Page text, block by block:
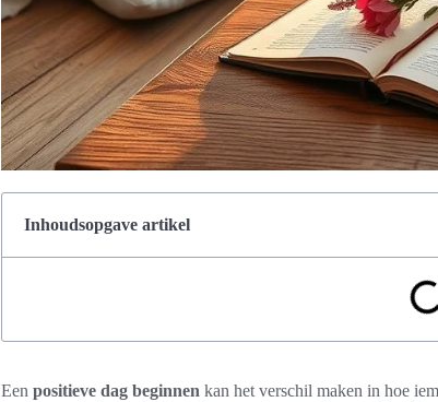
Inhoudsopgave artikel
Een positieve dag beginnen kan het verschil maken in hoe